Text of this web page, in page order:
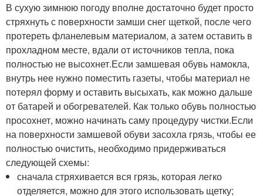
В сухую зимнюю погоду вполне достаточно будет просто
стряхнуть с поверхности замши снег щеткой, после чего
протереть фланелевым материалом, а затем оставить в
прохладном месте, вдали от источников тепла, пока
полностью не высохнет.Если замшевая обувь намокла,
внутрь нее нужно поместить газеты, чтобы материал не
потерял форму и оставить высыхать, как можно дальше
от батарей и обогревателей. Как только обувь полностью
просохнет, можно начинать саму процедуру чистки.Если
на поверхности замшевой обуви засохла грязь, чтобы ее
полностью очистить, необходимо придерживаться
следующей схемы:
сначала стряхивается вся грязь, которая легко
отделяется, можно для этого использовать щетку;